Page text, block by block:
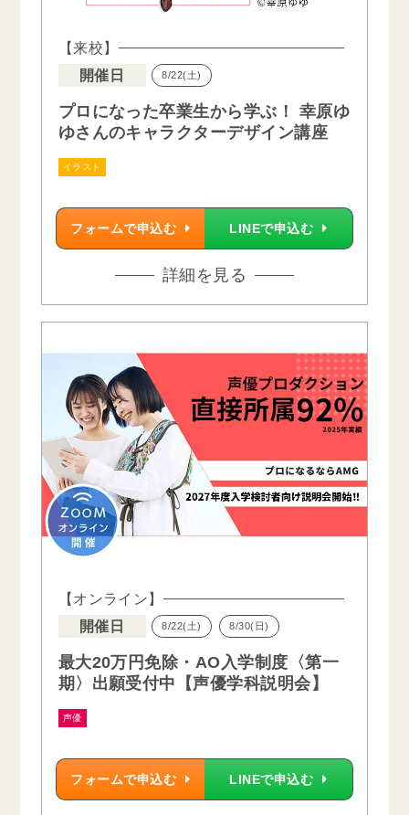
【来校】
開催日
8/22(土)
プロになった卒業生から学ぶ！ 幸原ゆ
ゆさんのキャラクターデザイン講座
イラスト
フォームで申込む LINEで申込む
詳細を見る
【オンライン】
開催日
8/22(土) 8/30(日)
最大20万円免除・AO入学制度〈第一
期〉出願受付中【声優学科説明会】
声優
フォームで申込む LINEで申込む